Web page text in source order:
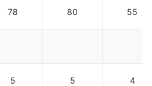
78 80 55
5 5 4